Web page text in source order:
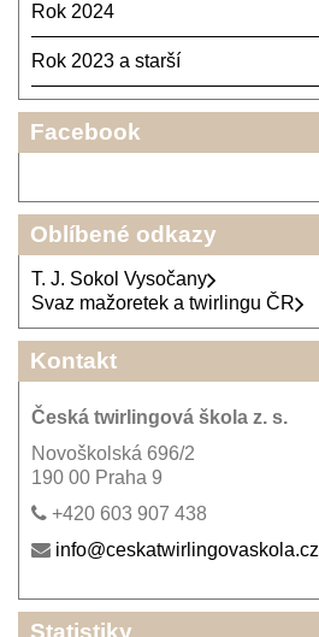
Rok 2024
Rok 2023 a starší
Facebook
Oblíbené odkazy
T. J. Sokol Vysočany
Svaz mažoretek a twirlingu ČR
Kontakt
Česká twirlingová škola z. s.
Novoškolská 696/2
190 00 Praha 9
+420 603 907 438
info@ceskatwirlingovaskola.cz